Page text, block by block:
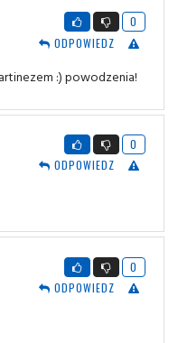
0
ODPOWIEDZ
:) powodzenia!
0
ODPOWIEDZ
0
ODPOWIEDZ